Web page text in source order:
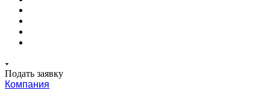
Подать заявку
Компания